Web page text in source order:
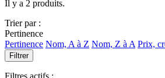
Il y a 2 produits.
Trier par :
Pertinence
Pertinence Nom, A à Z Nom, Z à A Prix,
Filtrer
Filtres actifs :